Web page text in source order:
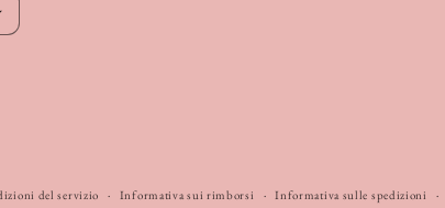
del servizio Informativa sui rimborsi Informativa sulle spedizioni